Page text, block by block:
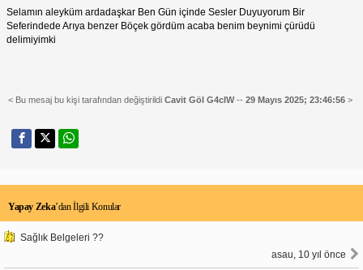
Selamın aleyküm ardadaşkar Ben Gün içinde Sesler Duyuyorum Bir
Seferindede Arıya benzer Böçek gördüm acaba benim beynimi çürüdü
delimiyimki
< Bu mesaj bu kişi tarafından değiştirildi Cavit Göl G4cIW-- 29 Mayıs 2025; 23:46:56 >
Yapay Zeka’dan İlgili Konular
Sağlık Belgeleri ??
asau, 10 yıl önce